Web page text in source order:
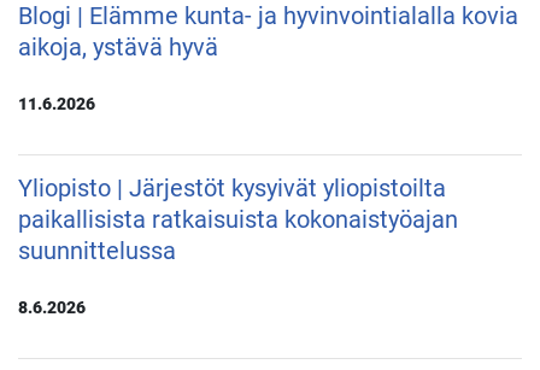
Blogi | Elämme kunta- ja hyvinvointialalla kovia
aikoja, ystävä hyvä
11.6.2026
Yliopisto | Järjestöt kysyivät yliopistoilta
paikallisista ratkaisuista kokonaistyöajan
suunnittelussa
8.6.2026